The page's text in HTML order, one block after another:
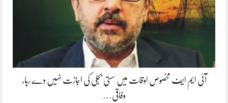
آئی ایم ایف مخصوص اوقات میں سستی بجلی کی اجازت نہیں دے رہا،
وفاقی…